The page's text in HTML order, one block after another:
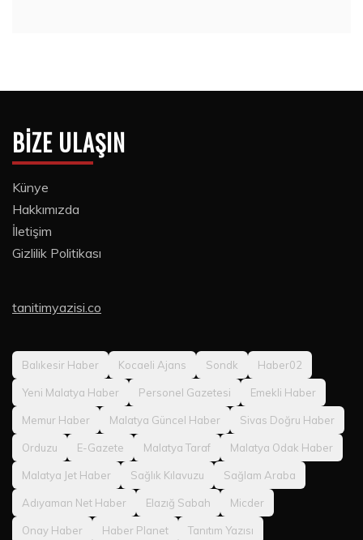
BIZE ULAŞIN
Künye
Hakkımızda
İletişim
Gizlilik Politikası
tanitimyazisi.co
Balıkesir Haber Kocaeli Ajans Sondk Haber02
Yeni Malatya Haber Personel Gazetesi Emekli Haber
Memur Haber Malatya Güncel Haber Sivas Doğru Haber
Orduzu E-Gazete Malatya Taraf Malatya Odak Haber
Malatya Jet Haber Sağlık Kılavuzu Sağlam Araba
Adıyaman Net Haber Elazığ Sabah Micder
Onay Haber Haber Planet Tanıtım Yazısı